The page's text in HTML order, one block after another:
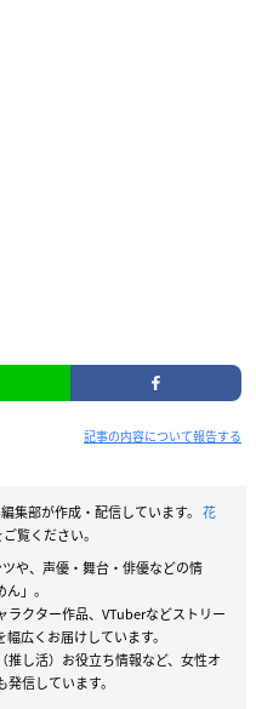
記事の内容について報告する
集部が作成・配信しています。 花
覧ください。
や、声優・舞台・俳優などの情
」。
クター作品、VTuberなどストリー
広くお届けしています。
し活）お役立ち情報など、女性オ
信しています。